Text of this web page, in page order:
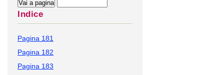
Indice
Pagina 181
Pagina 182
Pagina 183